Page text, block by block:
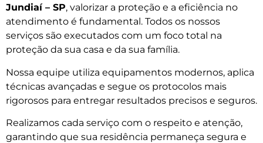
Jundiaí – SP, valorizar a proteção e a eficiência no
atendimento é fundamental. Todos os nossos
serviços são executados com um foco total na
proteção da sua casa e da sua família.
Nossa equipe utiliza equipamentos modernos, aplica
técnicas avançadas e segue os protocolos mais
rigorosos para entregar resultados precisos e seguros.
Realizamos cada serviço com o respeito e atenção,
garantindo que sua residência permaneça segura e